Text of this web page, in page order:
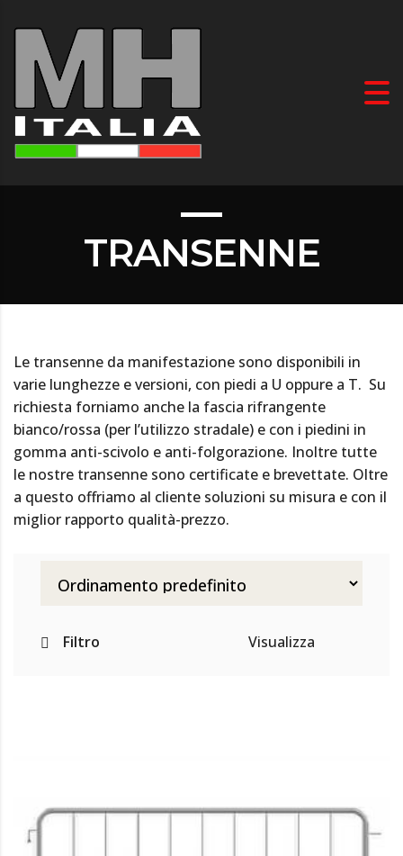
TRANSENNE
Le transenne da manifestazione sono disponibili in
varie lunghezze e versioni, con piedi a U oppure a T. Su
richiesta forniamo anche la fascia rifrangente
bianco/rossa (per l’utilizzo stradale) e con i piedini in
gomma anti-scivolo e anti-folgorazione. Inoltre tutte
le nostre transenne sono certificate e brevettate. Oltre
a questo offriamo al cliente soluzioni su misura e con il
miglior rapporto qualità-prezzo.
Filtro Visualizza